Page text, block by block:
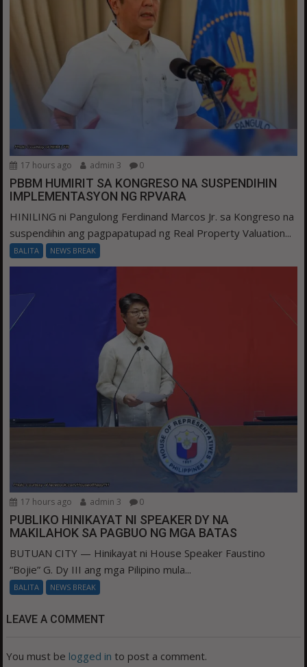
17 hours ago admin 3 0
PBBM HUMIRIT SA KONGRESO NA SUSPENDIHIN
IMPLEMENTASYON NG RPVARA
HINILING ni Pangulong Ferdinand Marcos Jr. sa Kongreso na
suspendihin ang pagpapatupad ng Real Property Valuation...
BALITA NEWS BREAK
17 hours ago admin 3 0
PUBLIKO HINIKAYAT NI SPEAKER DY NA
MAKILAHOK SA PAGBUO NG MGA BATAS
BUTUAN CITY — Hinikayat ni House Speaker Faustino
“Bojie” G. Dy III ang mga Pilipino mula...
BALITA NEWS BREAK
LEAVE A COMMENT
You must be logged in to post a comment.